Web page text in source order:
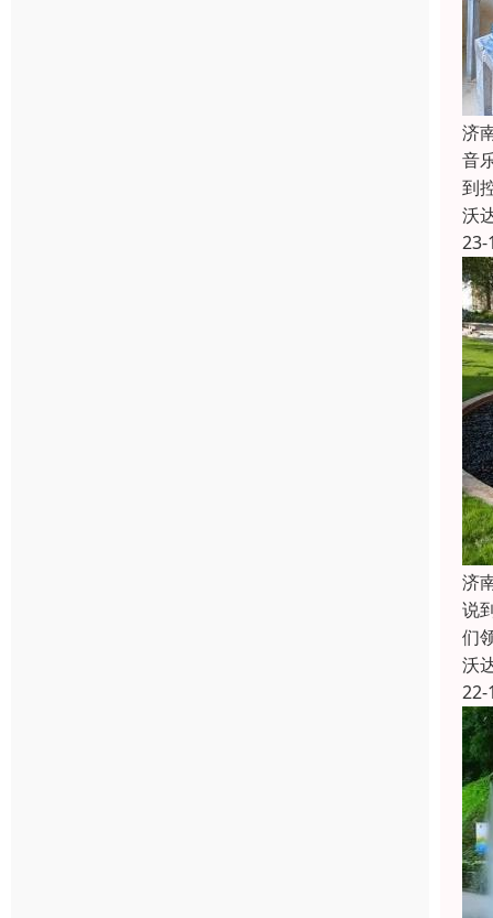
济
音
到
沃
23-
济
说
们
沃
22-